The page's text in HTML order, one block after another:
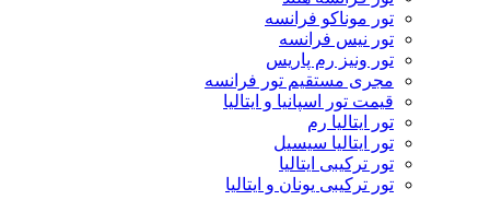
تور موناکو فرانسه
تور نیس فرانسه
تور ونیز رم پاریس
مجری مستقیم تور فرانسه
قیمت تور اسپانیا و ایتالیا
تور ایتالیا رم
تور ایتالیا سیسیل
تور ترکیبی ایتالیا
تور ترکیبی یونان و ایتالیا